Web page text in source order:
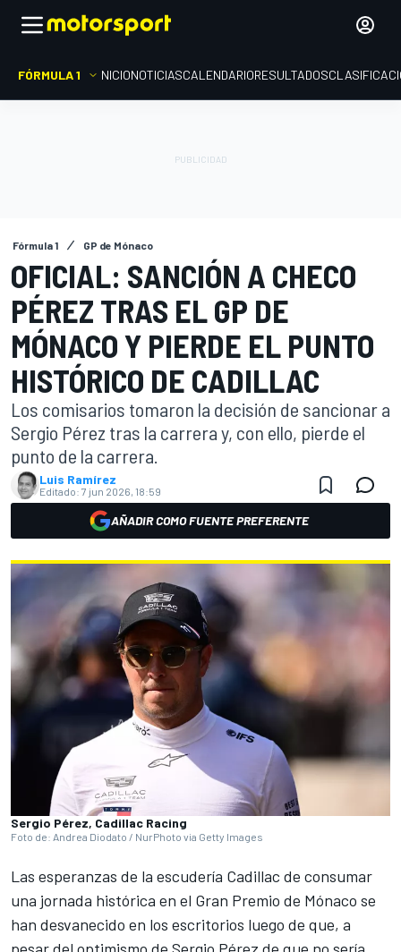
FÓRMULA 1 INICIONOTICIASCALENDARIORESULTADOS
Fórmula 1 GP de Mónaco
OFICIAL: SANCIÓN A CHECO
PÉREZ TRAS EL GP DE
MÓNACO Y PIERDE EL PUNTO
HISTÓRICO DE CADILLAC
Los comisarios tomaron la decisión de sancionar a
Sergio Pérez tras la carrera y, con ello, pierde el
punto de la carrera.
Luis Ramírez
Editado: 7 jun 2026, 18:59
AÑADIR COMO FUENTE PREFERENTE
Sergio Pérez, Cadillac Racing
Foto de: Andrea Diodato / NurPhoto via Getty Images
Las esperanzas de la escudería Cadillac de consumar
una jornada histórica en el Gran Premio de Mónaco se
han desvanecido en los escritorios luego de que, a